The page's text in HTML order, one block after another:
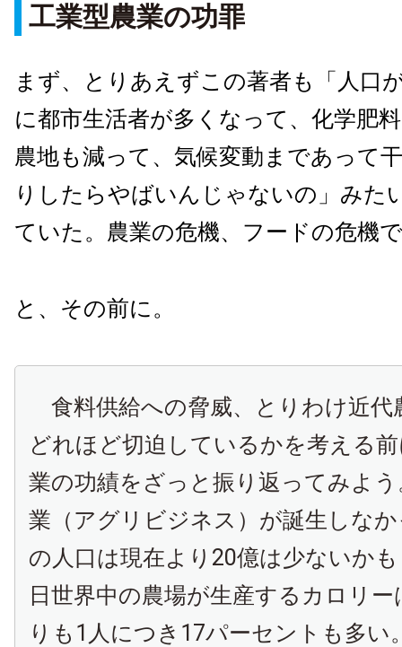
工業型農業の功罪
まず、とりあえずこの著者も「人口
に都市生活者が多くなって、化学肥
農地も減って、気候変動まであって
りしたらやばいんじゃないの」みた
ていた。農業の危機、フードの危機
と、その前に。
食料供給への脅威、とりわけ近代
どれほど切迫しているかを考える
業の功績をざっと振り返ってみよ
業（アグリビジネス）が誕生しな
の人口は現在より20億は少ないか
日世界中の農場が生産するカロリ
りも1人につき17パーセントも多い